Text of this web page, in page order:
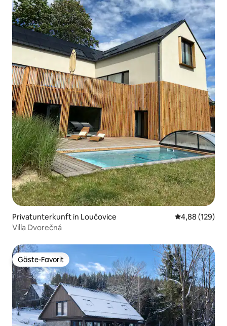
Privatunterkunft in Loučovice
4,88 (129)
Villa Dvorečná
Gäste-Favorit
Gäste-Favorit